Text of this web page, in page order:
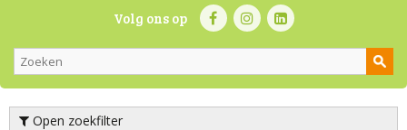
Volg ons op
Open zoekfilter